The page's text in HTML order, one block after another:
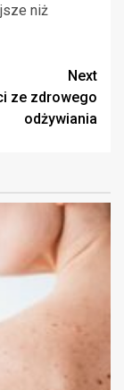
niż
Next
ze zdrowego
odżywiania